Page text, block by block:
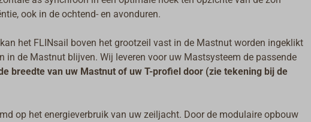
ook in de ochtend- en avonduren.
het FLINsail boven het grootzeil vast in de Mastnut worden ingeklikt
in de Mastnut blijven. Wij leveren voor uw Mastsysteem de passende
breedte van uw Mastnut of uw T-profiel door (zie tekening bij de
op het energieverbruik van uw zeiljacht. Door de modulaire opbouw